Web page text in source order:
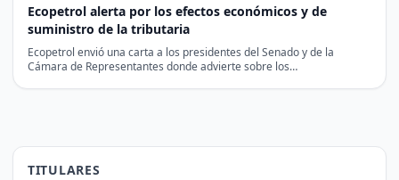
Ecopetrol alerta por los efectos económicos y de
suministro de la tributaria
Ecopetrol envió una carta a los presidentes del Senado y de la
Cámara de Representantes donde advierte sobre los…
TITULARES